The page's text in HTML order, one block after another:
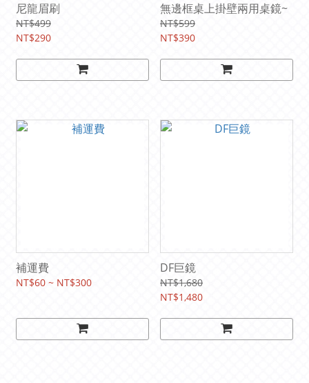
尼龍眉刷
NT$499
NT$290
無邊框桌上掛壁兩用桌鏡~
NT$599
NT$390
補運費
NT$60 ~ NT$300
DF巨鏡
NT$1,680
NT$1,480